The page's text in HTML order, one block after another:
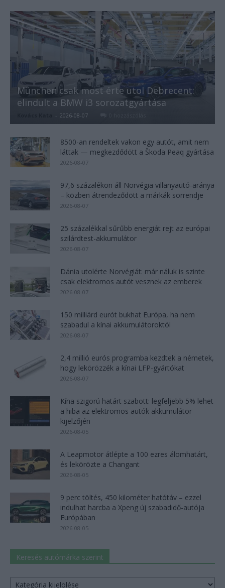
München csak most érte utol Debrecent:
elindult a BMW i3 sorozatgyártása
- 2026-08-07
8500-an rendeltek vakon egy autót, amit nem
láttak — megkezdődött a Škoda Peaq gyártása
2026-08-07
97,6 százalékon áll Norvégia villanyautó-aránya
– közben átrendeződött a márkák sorrendje
2026-08-07
25 százalékkal sűrűbb energiát rejt az európai
szilárdtest-akkumulátor
2026-08-07
Dánia utolérte Norvégiát: már náluk is szinte
csak elektromos autót vesznek az emberek
2026-08-07
150 milliárd eurót bukhat Európa, ha nem
szabadul a kínai akkumulátoroktól
2026-08-07
2,4 millió eurós programba kezdtek a németek,
hogy lekörözzék a kínai LFP-gyártókat
2026-08-07
Kína szigorú határt szabott: legfeljebb 5% lehet
a hiba az elektromos autók akkumulátor-
kijelzőjén
2026-08-05
A Leapmotor átlépte a 100 ezres álomhatárt,
és lekörözte a Changant
2026-08-05
9 perc töltés, 450 kilométer hatótáv – ezzel
indulhat harcba a Xpeng új szabadidő-autója
Európában
2026-08-05
Keresés autómárka szerint
Keresés
autómárka